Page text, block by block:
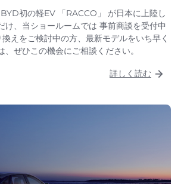
初の軽EV 「RACCO」 が日本に上陸し
け、当ショールームでは 事前商談を受付中
えをご検討中の方、最新モデルをいち早く
、ぜひこの機会にご相談ください。
詳しく読む